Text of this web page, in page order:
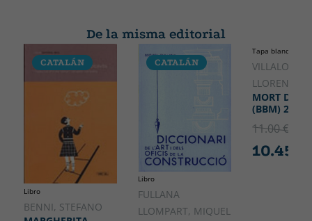
De la misma editorial
CATALÁN
Libro
BENNI, STEFANO
CATALÁN
Libro
FULLANA
LLOMPART, MIQUEL
CATALÁN
Tapa blanda o
VILLALONGA,
LLORENÇ
MORT DE
(BBM) 2A
11.00 €
10.45 €